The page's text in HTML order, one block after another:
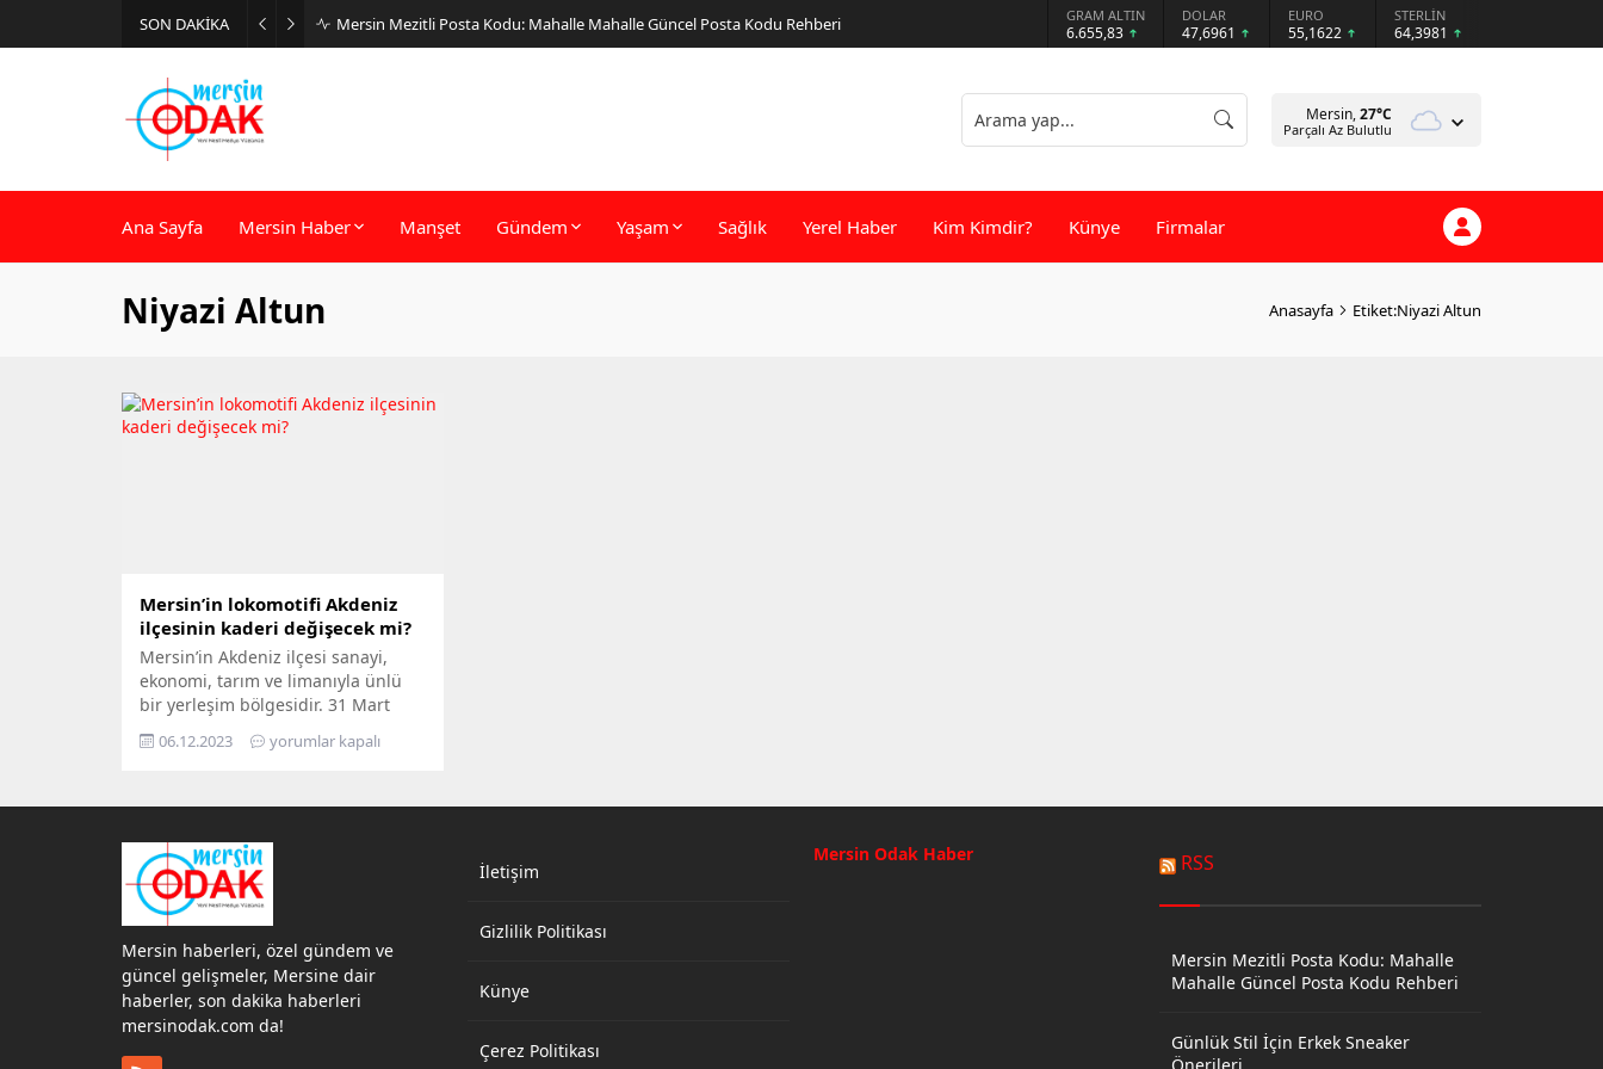
SON DAKİKA Mersin Mezitli Posta Kodu: Mahalle Mahalle Güncel Posta Kodu Rehberi GRAM ALTIN
6.655,83
DOLAR
47,6961
EURO
55,1622
STERLİN
64,3981
Mersin,27°C
Parçalı Az Bulutlu
Ana Sayfa Mersin Haber Manşet Gündem Yaşam Sağlık Yerel Haber Kim Kimdir? Künye Firmalar
Niyazi Altun Anasayfa Etiket:Niyazi Altun
Mersin’in lokomotifi Akdeniz
ilçesinin kaderi değişecek mi?
Mersin’in Akdeniz ilçesi sanayi,
ekonomi, tarım ve limanıyla ünlü
bir yerleşim bölgesidir. 31 Mart
2024 Yerel seçimlere doğru
giderken bu yazımızda Akdeniz
ele alacağız. Mersin Limanı,
Serbest Bölge, Halk Kompleksi,
Resmi kurumlarıyla Akdeniz ilçesi
kentin önemli ekonomi...
06.12.2023 yorumlar kapalı
Mersin haberleri, özel gündem ve
güncel gelişmeler, Mersine dair
haberler, son dakika haberleri
mersinodak.com da!
İletişim
Gizlilik Politikası
Künye
Çerez Politikası
Mersin Odak Haber RSS
Mersin Mezitli Posta Kodu: Mahalle
Mahalle Güncel Posta Kodu Rehberi
Günlük Stil İçin Erkek Sneaker